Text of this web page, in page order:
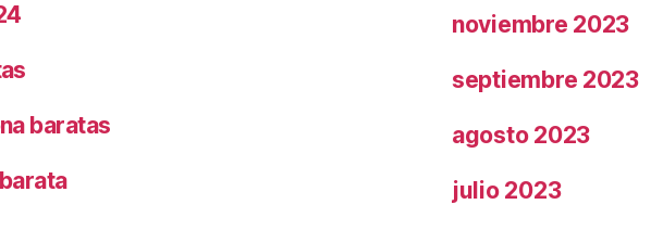
baratas
noviembre 2023
septiembre 2023
agosto 2023
julio 2023